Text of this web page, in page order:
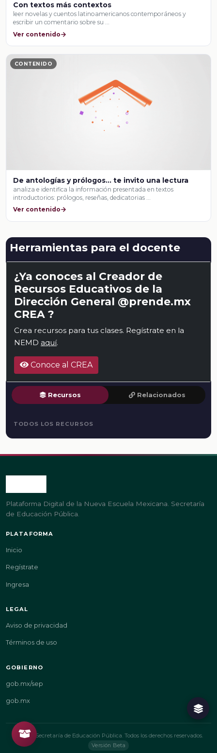
Con textos más contextos
leer novelas y cuentos latinoamericanos contemporáneos y
escribir un comentario sobre su …
Ver contenido
CONTENIDO
De antologías y prólogos... te invito una lectura
analiza e identifica la información presentada en textos
introductorios: prólogos, reseñas, dedicatorias …
Ver contenido
Herramientas para el docente
¿Ya conoces al Creador de
Recursos Educativos de la
Dirección General @prende.mx
CREA ?
Crea recursos para tus clases. Regístrate en la
NEMD aquí.
Conoce al CREA
Recursos Relacionados
TODOS LOS RECURSOS
Plataforma Digital de la Nueva Escuela Mexicana. Secretaría
de Educación Pública.
PLATAFORMA
Inicio
Regístrate
Ingresa
LEGAL
Aviso de privacidad
Términos de uso
GOBIERNO
gob.mx/sep
gob.mx
© 2026 Secretaría de Educación Pública. Todos los derechos reservados.
Versión Beta